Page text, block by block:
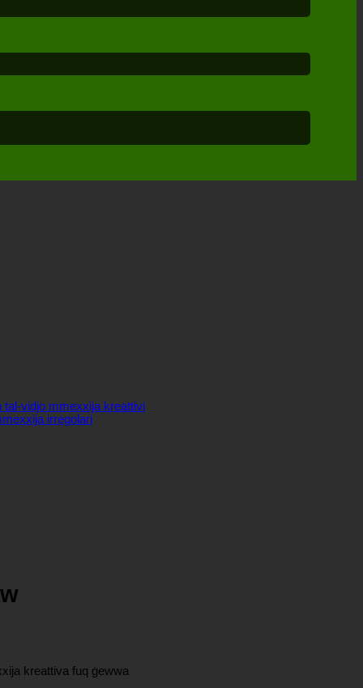
tal-vidjo mmexxija kreattivi
irregolari
kreattiva fuq ġewwa